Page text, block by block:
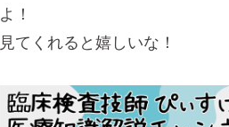
よ！
見てくれると嬉しいな！